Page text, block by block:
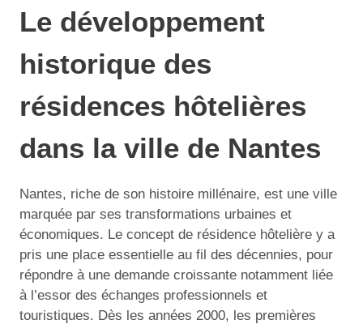
Le développement
historique des
résidences hôtelières
dans la ville de Nantes
Nantes, riche de son histoire millénaire, est une ville
marquée par ses transformations urbaines et
économiques. Le concept de résidence hôtelière y a
pris une place essentielle au fil des décennies, pour
répondre à une demande croissante notamment liée
à l’essor des échanges professionnels et
touristiques. Dès les années 2000, les premières